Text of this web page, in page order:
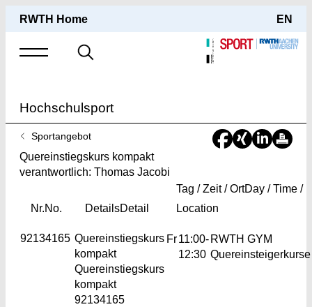
RWTH Home EN
Suche
Hochschulsport
Sie
sind
hier:
Sportangebot
Quereinstiegskurs kompakt
verantwortlich: Thomas Jacobi
Nr.No. DetailsDetail
Tag / Zeit / OrtDay / Time /
Location
92134165 Quereinstiegskurs
kompakt
Quereinstiegskurs
kompakt
92134165
Fr11:00-
12:30
RWTH GYM
Quereinsteigerkurse